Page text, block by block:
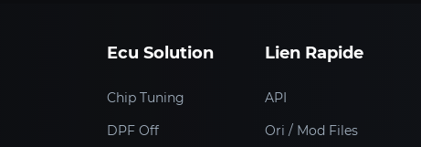
Ecu Solution
Chip Tuning
DPF Off
Lien Rapide
API
Ori / Mod Files